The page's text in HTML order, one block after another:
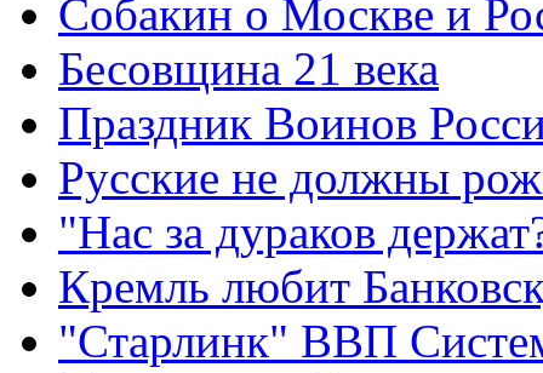
Собакин о Москве и
Бесовщина 21 века
Праздник Воинов
Русские не должны
"Нас за дураков
Кремль любит
"Старлинк" ВВП